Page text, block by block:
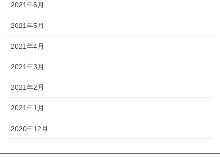
2021年6月
2021年5月
2021年4月
2021年3月
2021年2月
2021年1月
2020年12月